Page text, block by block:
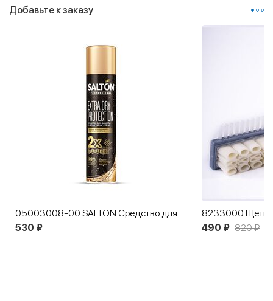
Добавьте к заказу
05003008-00 SALTON Средство для защиты от воды, снега, грязи 300 мл
530 ₽
490 ₽ 820 ₽